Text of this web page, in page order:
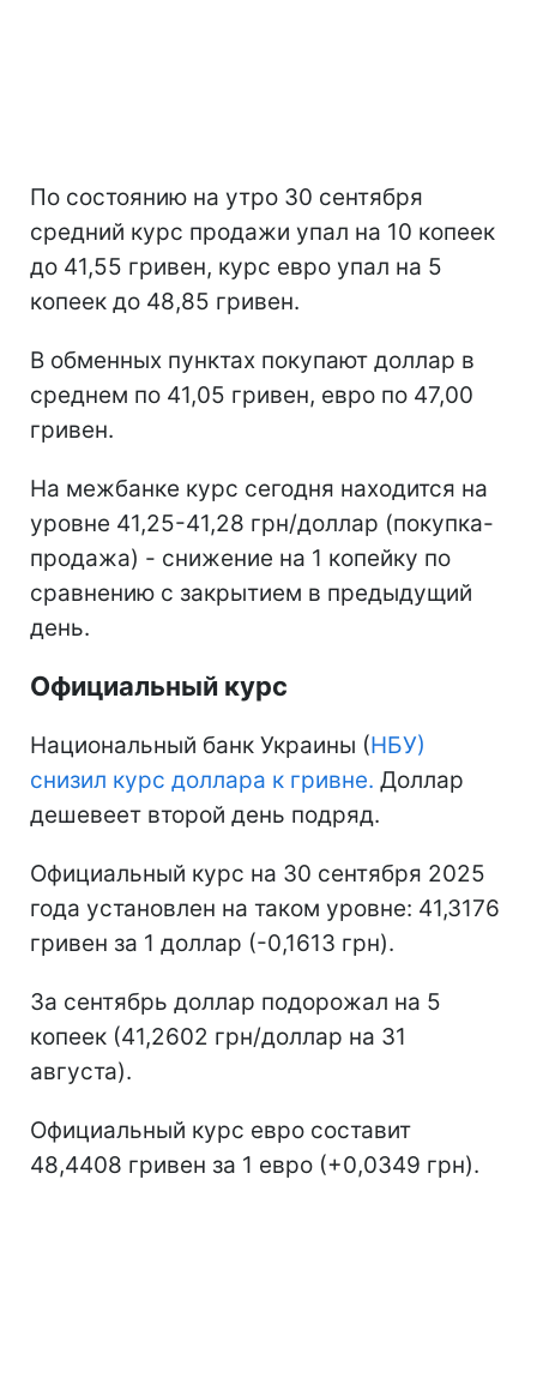
По состоянию на утро 30 сентября
средний курс продажи упал на 10 копеек
до 41,55 гривен, курс евро упал на 5
копеек до 48,85 гривен.
В обменных пунктах покупают доллар в
среднем по 41,05 гривен, евро по 47,00
гривен.
На межбанке курс сегодня находится на
уровне 41,25-41,28 грн/доллар (покупка-
продажа) - снижение на 1 копейку по
сравнению с закрытием в предыдущий
день.
Официальный курс
Национальный банк Украины (НБУ)
снизил курс доллара к гривне. Доллар
дешевеет второй день подряд.
Официальный курс на 30 сентября 2025
года установлен на таком уровне: 41,3176
гривен за 1 доллар (-0,1613 грн).
За сентябрь доллар подорожал на 5
копеек (41,2602 грн/доллар на 31
августа).
Официальный курс евро составит
48,4408 гривен за 1 евро (+0,0349 грн).